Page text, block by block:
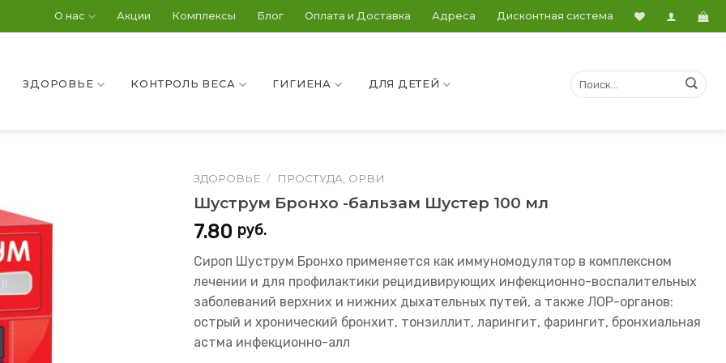
О нас Акции Комплексы Блог Оплата и Доставка Адреса Дисконтная система
ЗДОРОВЬЕ КОНТРОЛЬ ВЕСА ГИГИЕНА ДЛЯ ДЕТЕЙ
ЗДОРОВЬЕ / ПРОСТУДА, ОРВИ
Шуструм Бронхо -бальзам Шустер 100 мл
7.80 руб.
Сироп Шуструм Бронхо применяется как иммуномодулятор в комплексном
лечении и для профилактики рецидивирующих инфекционно-воспалительных
заболеваний верхних и нижних дыхательных путей, а также ЛОР-органов:
острый и хронический бронхит, тонзиллит, ларингит, фарингит, бронхиальная
астма инфекционно-алл